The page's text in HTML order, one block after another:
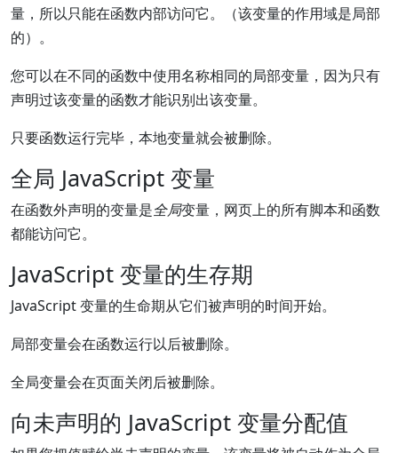
量，所以只能在函数内部访问它。（该变量的作用域是局部
的）。
您可以在不同的函数中使用名称相同的局部变量，因为只有
声明过该变量的函数才能识别出该变量。
只要函数运行完毕，本地变量就会被删除。
全局 JavaScript 变量
在函数外声明的变量是全局变量，网页上的所有脚本和函数
都能访问它。
JavaScript 变量的生存期
JavaScript 变量的生命期从它们被声明的时间开始。
局部变量会在函数运行以后被删除。
全局变量会在页面关闭后被删除。
向未声明的 JavaScript 变量分配值